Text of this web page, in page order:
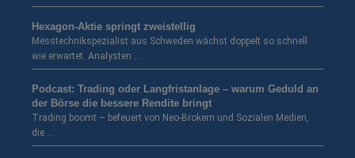
Hexagon-Aktie springt zweistellig
Messtechnikspezialist aus Schweden wächst doppelt so schnell
wie erwartet. Analysten …
Podcast: Trading oder Langfristanlage – warum Geduld an
der Börse die bessere Rendite bringt
Trading boomt – befeuert von Neo-Brokern und Sozialen Medien,
die …